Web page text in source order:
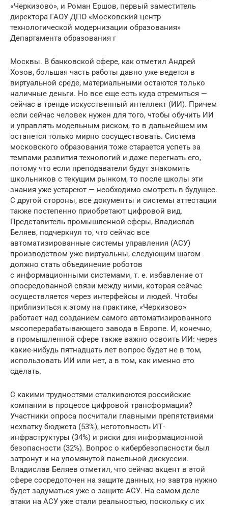
«Черкизово», и Роман Ершов, первый заместитель
директора ГАОУ ДПО «Московский центр
технологической модернизации образования»
Департамента образования г
Москвы. В банковской сфере, как отметил Андрей
Хозов, большая часть работы давно уже ведется в
виртуальной среде, материальными остаются только
наличные деньги. Но все еще есть куда стремиться —
сейчас в тренде искусственный интеллект (ИИ). Причем
если сейчас человек нужен для того, чтобы обучить ИИ
и управлять модельным риском, то в дальнейшем им
останется только мирно сосуществовать. Система
московского образования тоже старается успеть за
темпами развития технологий и даже перегнать его,
потому что если преподаватели будут знакомить
школьников с текущим рынком, то после школы эти
знания уже устареют — необходимо смотреть в будущее.
С другой стороны, все документы и системы аттестации
также постепенно приобретают цифровой вид.
Представитель промышленной сферы, Владислав
Беляев, подчеркнул то, что сейчас все
автоматизированные системы управления (АСУ)
производством уже виртуальны, следующим шагом
должно стать объединение роботов
с информационными системами, т. е. избавление от
опосредованной связи между ними, которая сейчас
осуществляется через интерфейсы и людей. Чтобы
приблизиться к этому на практике, «Черкизово»
работает над созданием самого автоматизированного
мясоперерабатывающего завода в Европе. И, конечно,
в промышленной сфере также важно освоить ИИ: через
какие-нибудь пятнадцать лет вопрос будет не в том,
использовать ИИ или нет, а в том, как именно это
сделать.
С какими трудностями сталкиваются российские
компании в процессе цифровой трансформации?
Участники опроса посчитали главными препятствиями
нехватку бюджета (53%), неготовность ИТ-
инфраструктуры (34%) и риски для информационной
безопасности (32%). Вопрос о кибербезопасности был
затронут и на упомянутой панельной дискуссии.
Владислав Беляев отметил, что сейчас акцент в этой
сфере сосредоточен на защите данных, но завтра нужно
будет задуматься уже о защите АСУ. На самом деле
атаки на АСУ уже стали реальностью, поскольку с их